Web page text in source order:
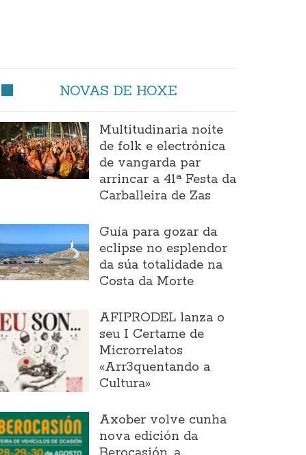
NOVAS DE HOXE
Multitudinaria noite
de folk e electrónica
de vangarda par
arrincar a 41ª Festa da
Carballeira de Zas
Guía para gozar da
eclipse no esplendor
da súa totalidade na
Costa da Morte
AFIPRODEL lanza o
seu I Certame de
Microrrelatos
«Arr3quentando a
Cultura»
Axober volve cunha
nova edición da